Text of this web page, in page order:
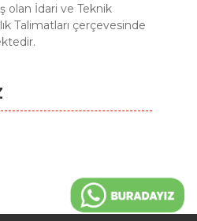
olan İdari ve Teknik
Talimatları çerçevesinde